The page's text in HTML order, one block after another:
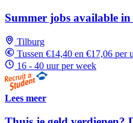
Summer jobs available
Tilburg
Tussen €14,40 en €17,06 per
16 - 40 uur per week
Lees meer